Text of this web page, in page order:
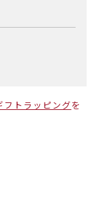
フトラッピング を